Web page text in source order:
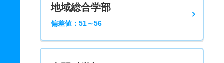
地域総合学部
偏差値：51～56